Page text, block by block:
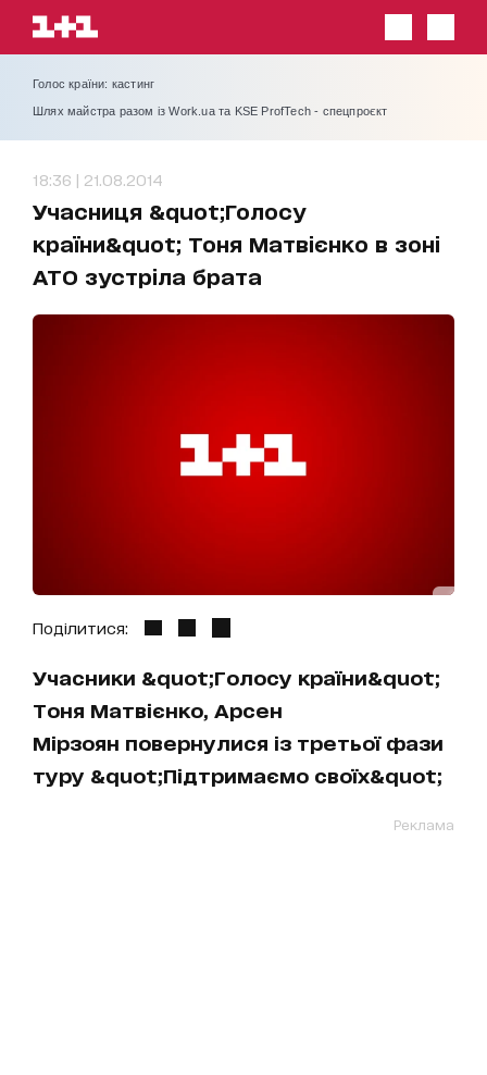
Голос країни: кастинг
Шлях майстра разом із Work.ua та KSE ProfTech - спецпроєкт
18:36 | 21.08.2014
Учасниця &quot;Голосу
країни&quot; Тоня Матвієнко в зоні
АТО зустріла брата
Поділитися:
Учасники &quot;Голосу країни&quot;
Тоня Матвієнко, Арсен
Мірзоян повернулися із третьої фази
туру &quot;Підтримаємо своїх&quot;
Реклама